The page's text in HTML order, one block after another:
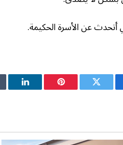
أتحدث عن الأسرة الحكيمة.
تويتر بينتيريستلينكدإن